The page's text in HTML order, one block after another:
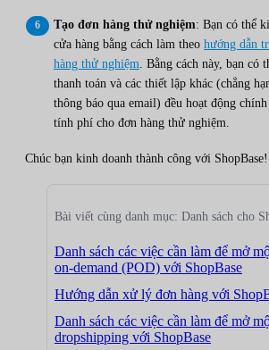
Tạo đơn hàng thử nghiệm: Bạn có thể
cửa hàng bằng cách làm theo hướng dẫn
hàng thử nghiệm. Bằng cách này, bạn có
thanh toán và các thiết lập khác (chẳng
thông báo qua email) đều hoạt động
tính phí cho đơn hàng thử nghiệm.
Chúc bạn kinh doanh thành công với ShopBase!
Bài viết cùng danh mục: Danh sách cho
Danh sách các việc cần làm để mở
on-demand (POD) với ShopBase
Hướng dẫn xử lý đơn hàng với
Danh sách các việc cần làm để mở
dropshipping với ShopBase